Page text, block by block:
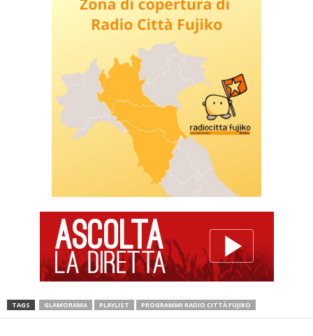
TAGS GLAMORAMA PLAYLIST PROGRAMMI RADIO CITTÀ FUJIKO